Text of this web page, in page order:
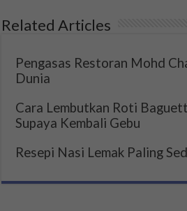
Related Articles
Pengasas Restoran Mohd
Dunia
Cara Lembutkan Roti
Supaya Kembali Gebu
Resepi Nasi Lemak Paling